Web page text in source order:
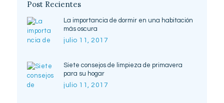
Post Recientes
La importancia de dormir en una habitación
más oscura
julio 11, 2017
Siete consejos de limpieza de primavera
para su hogar
julio 11, 2017